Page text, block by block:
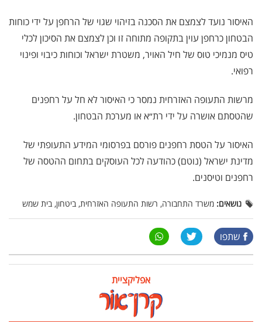
האיסור נועד לצמצם את הסכנה בזיהוי שגוי של הרחפן על ידי כוחות
הבטחון כרחפן עוין בתקופה מתוחה זו וכן לצמצם את הסיכון לכלי
טיס מנמיכי טוס של חיל האויר, משטרת ישראל וכוחות כיבוי ופינוי
רפואי.
מרשות התעופה האזרחית נמסר כי האיסור לא חל על רחפנים
שהטסתם אושרה על ידי רת״א או מערכת הבטחון.
האיסור על הטסת רחפנים פורסם בפרסומי המידע התעופתי של
מדינת ישראל (נוטם) כהודעה לכל העוסקים בתחום ההטסה של
רחפנים וטיסנים.
נושאים: משרד התחבורה, רשות התעופה האזרחית, ביטחון, בית שמש
שתפו
אפליקציית